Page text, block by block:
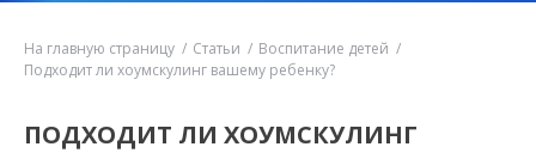
На главную страницу Статьи
Воспитание детей
Подходит ли хоумскулинг вашему ребенку?
ПОДХОДИТ ЛИ ХОУМСКУЛИНГ